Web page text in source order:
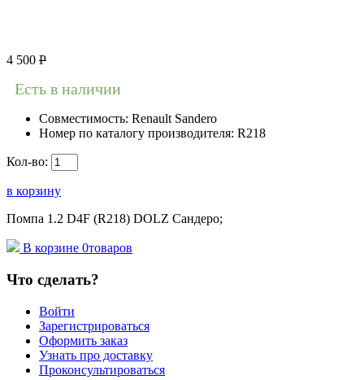
4 500 Р
Есть в наличии
Совместимость: Renault Sandero
Номер по каталогу производителя: R218
Кол-во:
в корзину
Помпа 1.2 D4F (R218) DOLZ Сандеро;
В корзине 0товаров
Что сделать?
Войти
Зарегистрироваться
Оформить заказ
Узнать про доставку
Проконсультироваться